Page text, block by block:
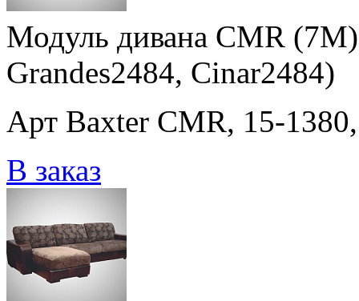
Модуль дивана CMR
Grandes2484, Cinar2484)
Арт Baxter CMR, 15-
В заказ